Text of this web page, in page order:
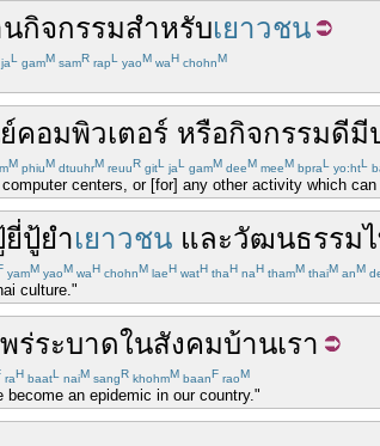
กิจกรรมสำหรับเยาวชน
jaL gamM samR rapL yaoM waH chohnM
คอมพิวเตอร์ หรือกิจกรรมดีมี
M phiuM dtuuhrM reuuR gitL jaL gamM deeM meeM bpraL yo:htL
centers, or [for] any other activity which
ยี่ปู้ยำเยาวชน และวัฒนธรรม
yamM yaoM waH chohnM laeH watH thaH naH thamM thaiM anM
culture."
ร่ระบาดในสังคมบ้านเรา
raH baatL naiM sangR khohmM baanF raoM
an epidemic in our country."